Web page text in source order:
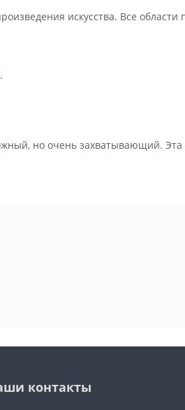
искусства. Все
но очень захватывающий.
контакты